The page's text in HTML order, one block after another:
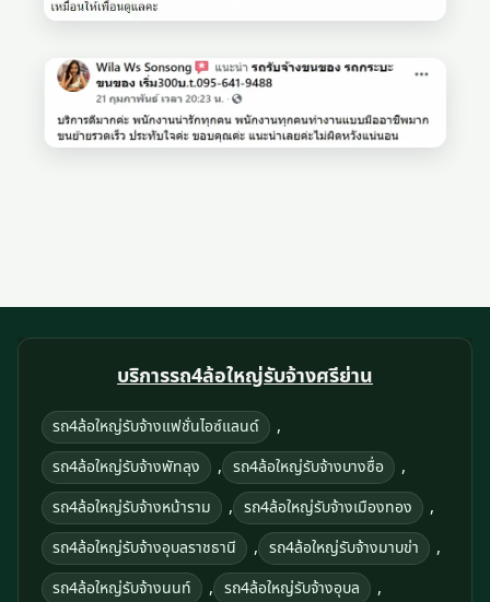
บริการรถ4ล้อใหญ่รับจ้างศรีย่าน
รถ4ล้อใหญ่รับจ้างแฟชั่นไอซ์แลนด์ ,
รถ4ล้อใหญ่รับจ้างพัทลุง , รถ4ล้อใหญ่รับจ้างบางซื่อ ,
รถ4ล้อใหญ่รับจ้างหน้าราม , รถ4ล้อใหญ่รับจ้างเมืองทอง ,
รถ4ล้อใหญ่รับจ้างอุบลราชธานี , รถ4ล้อใหญ่รับจ้างมาบข่า ,
รถ4ล้อใหญ่รับจ้างนนท์ , รถ4ล้อใหญ่รับจ้างอุบล ,